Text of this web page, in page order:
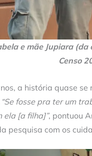
e mãe Jupiara (da
Censo
a história quase
“Se fosse pra ter um
ela [a filha]”, pontuou
pesquisa com os